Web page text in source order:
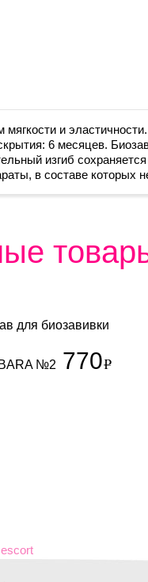
и
6 месяцев.
изгиб
в составе которых
для биозавивки
№2 770